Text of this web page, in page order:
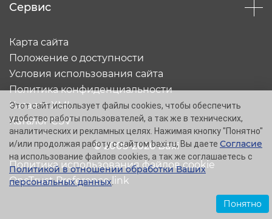
Сервис
© 2005-2026 Baxi
Карта сайта
Положение о доступности
Условия использования сайта
Политика конфиденциальности
Каталог XML
Каталог CSV
Политика использования файлов cookie
OneTrust Preference link
Этот сайт использует файлы cookies, чтобы обеспечить
удобство работы пользователей, а так же в технических,
аналитических и рекламных целях. Нажимая кнопку "Понятно"
и/или продолжая работу с сайтом baxi.ru, Вы даете Согласие
на использование файлов cookies, а так же соглашаетесь с
Политикой в отношении обработки Ваших
персональных данных.
Понятно